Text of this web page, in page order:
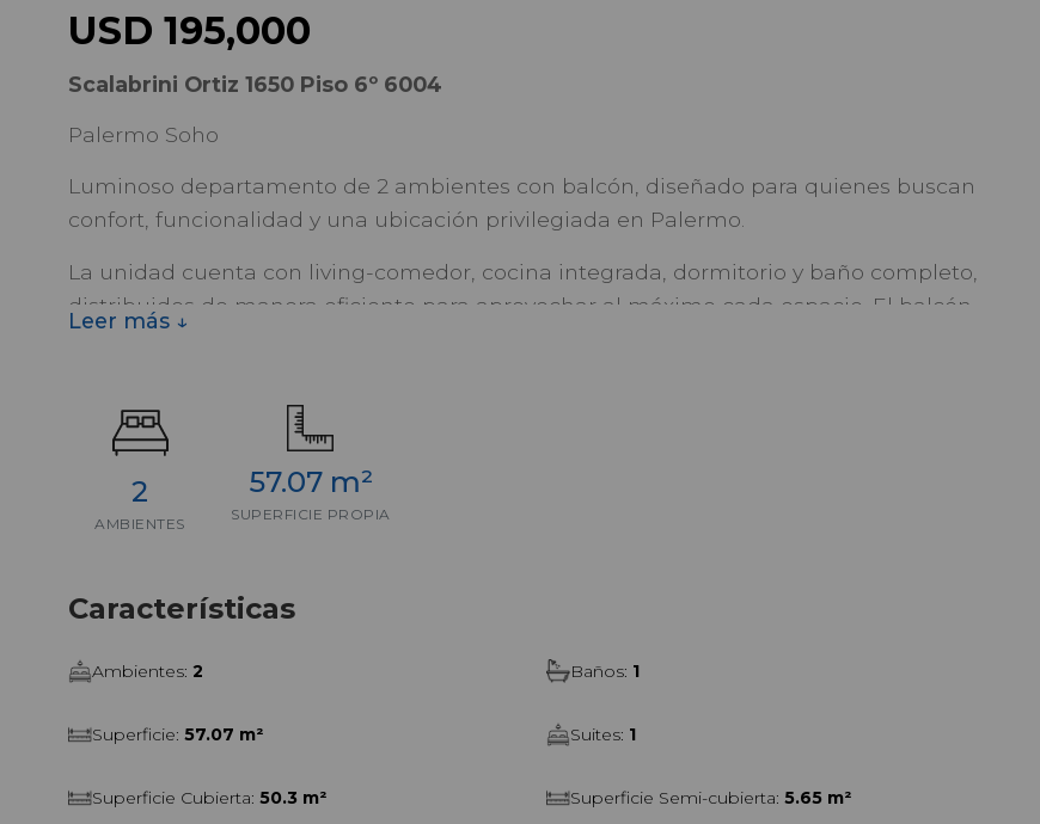
USD 195,000
Scalabrini Ortiz 1650 Piso 6º 6004
Palermo Soho
Luminoso departamento de 2 ambientes con balcón, diseñado para quienes buscan
confort, funcionalidad y una ubicación privilegiada en Palermo.
La unidad cuenta con living-comedor, cocina integrada, dormitorio y baño completo,
distribuidos de manera eficiente para aprovechar al máximo cada espacio. El balcón
Ubicado en un edificio con amenities y terminaciones de calidad, combina practicidad
y estilo en uno de los barrios más dinámicos y buscados de la ciudad.
Leer más ↓
2
AMBIENTES
57.07 m²
SUPERFICIE PROPIA
Características
Ambientes: 2 Baños: 1
Superficie: 57.07 m² Suites: 1
Superficie Cubierta: 50.3 m² Superficie Semi-cubierta: 5.65 m²